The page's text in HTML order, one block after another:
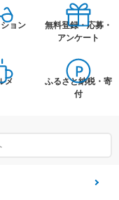
ョン
無料登録・応募・
アンケート
メ
ふるさと納税・寄
付